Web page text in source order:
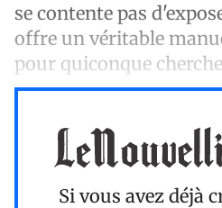
se contente pas
offre un véritable
pour quiconque
Si vous avez déjà